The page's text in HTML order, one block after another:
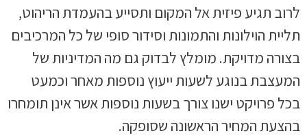
לרוב תגיע פיזית אל המקום ותסייע בהעמדת הריהוט,
תליית הוילונות והתמונות וסידור סופי של כל המרכיבים
בצורה מדויקת. מומלץ לבדוק גם מה המדיניות של
המעצבת בנוגע לשעות ייעוץ נוספות מאחר וכמעט
בכל פרויקט ישנו צורך בשעות נוספות אשר אינן תומחרו
בהצעת המחיר הראשונה שסופקה.